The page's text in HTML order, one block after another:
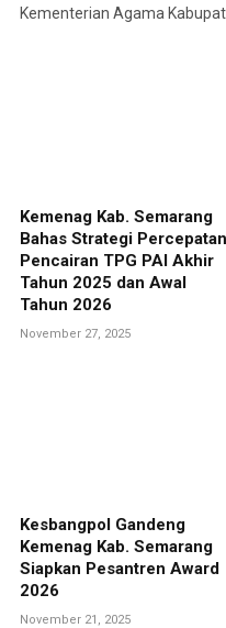
Kementerian Agama
Kemenag Kab. Semarang
Bahas Strategi Percepatan
Pencairan TPG PAI Akhir
Tahun 2025 dan Awal
Tahun 2026
November 27, 2025
Kesbangpol Gandeng
Kemenag Kab. Semarang
Siapkan Pesantren Award
2026
November 21, 2025